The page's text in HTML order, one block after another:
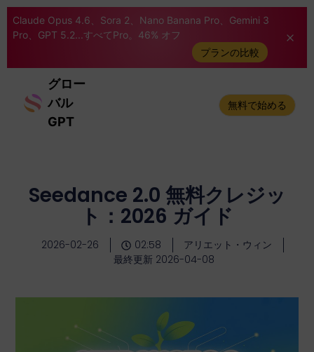
Claude Opus 4.6、Sora 2、Nano Banana Pro、Gemini 3
Pro、GPT 5.2...すべてPro。46% オフ
プランの比較
グロー
バル
GPT
無料で始める
Seedance 2.0 無料クレジッ
ト：2026 ガイド
2026-02-26 02:58
アリエット・ウィン
最終更新 2026-04-08